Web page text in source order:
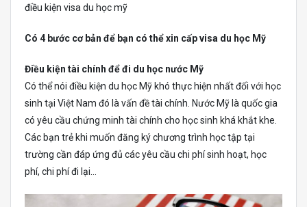
điều kiện visa du học mỹ
Có 4 bước cơ bản để bạn có thể xin cấp visa du học Mỹ
Điều kiện tài chính để đi du học nước Mỹ
Có thể nói điều kiện du học Mỹ khó thực hiện nhất đối với học
sinh tại Việt Nam đó là vấn đề tài chính. Nước Mỹ là quốc gia
có yêu cầu chứng minh tài chính cho học sinh khá khắt khe.
Các bạn trẻ khi muốn đăng ký chương trình học tập tại
trường cần đáp ứng đủ các yêu cầu chi phí sinh hoạt, học
phí, chi phí đi lại…